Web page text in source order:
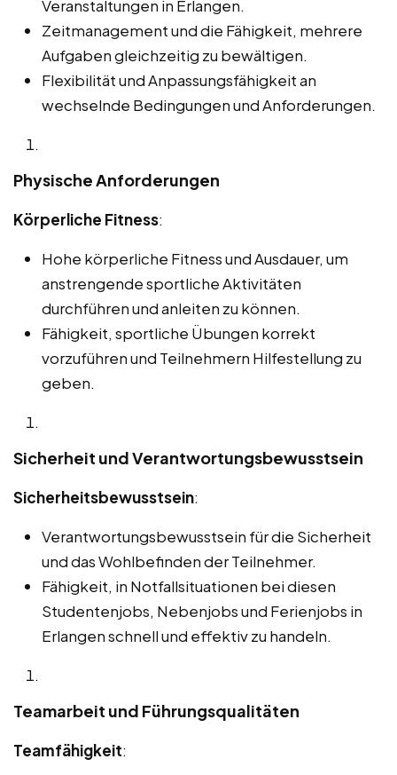
Veranstaltungen in Erlangen.
Zeitmanagement und die Fähigkeit, mehrere
Aufgaben gleichzeitig zu bewältigen.
Flexibilität und Anpassungsfähigkeit an
wechselnde Bedingungen und Anforderungen.
Physische Anforderungen
Körperliche Fitness:
Hohe körperliche Fitness und Ausdauer, um
anstrengende sportliche Aktivitäten
durchführen und anleiten zu können.
Fähigkeit, sportliche Übungen korrekt
vorzuführen und Teilnehmern Hilfestellung zu
geben.
Sicherheit und Verantwortungsbewusstsein
Sicherheitsbewusstsein:
Verantwortungsbewusstsein für die Sicherheit
und das Wohlbefinden der Teilnehmer.
Fähigkeit, in Notfallsituationen bei diesen
Studentenjobs, Nebenjobs und Ferienjobs in
Erlangen schnell und effektiv zu handeln.
Teamarbeit und Führungsqualitäten
Teamfähigkeit: